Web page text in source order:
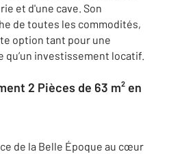
et d'une cave. Son
de toutes les commodités,
option tant pour une
qu’un investissement locatif.
2 Pièces de 63 m² en
de la Belle Époque au cœur